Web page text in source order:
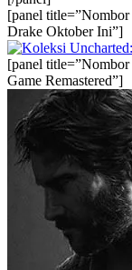
[panel
Drake Oktober Ini”]
[panel
Game Remastered”]